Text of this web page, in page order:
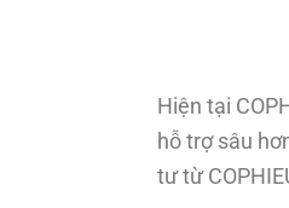
Hiện tại
hỗ trợ sâu
tư từ